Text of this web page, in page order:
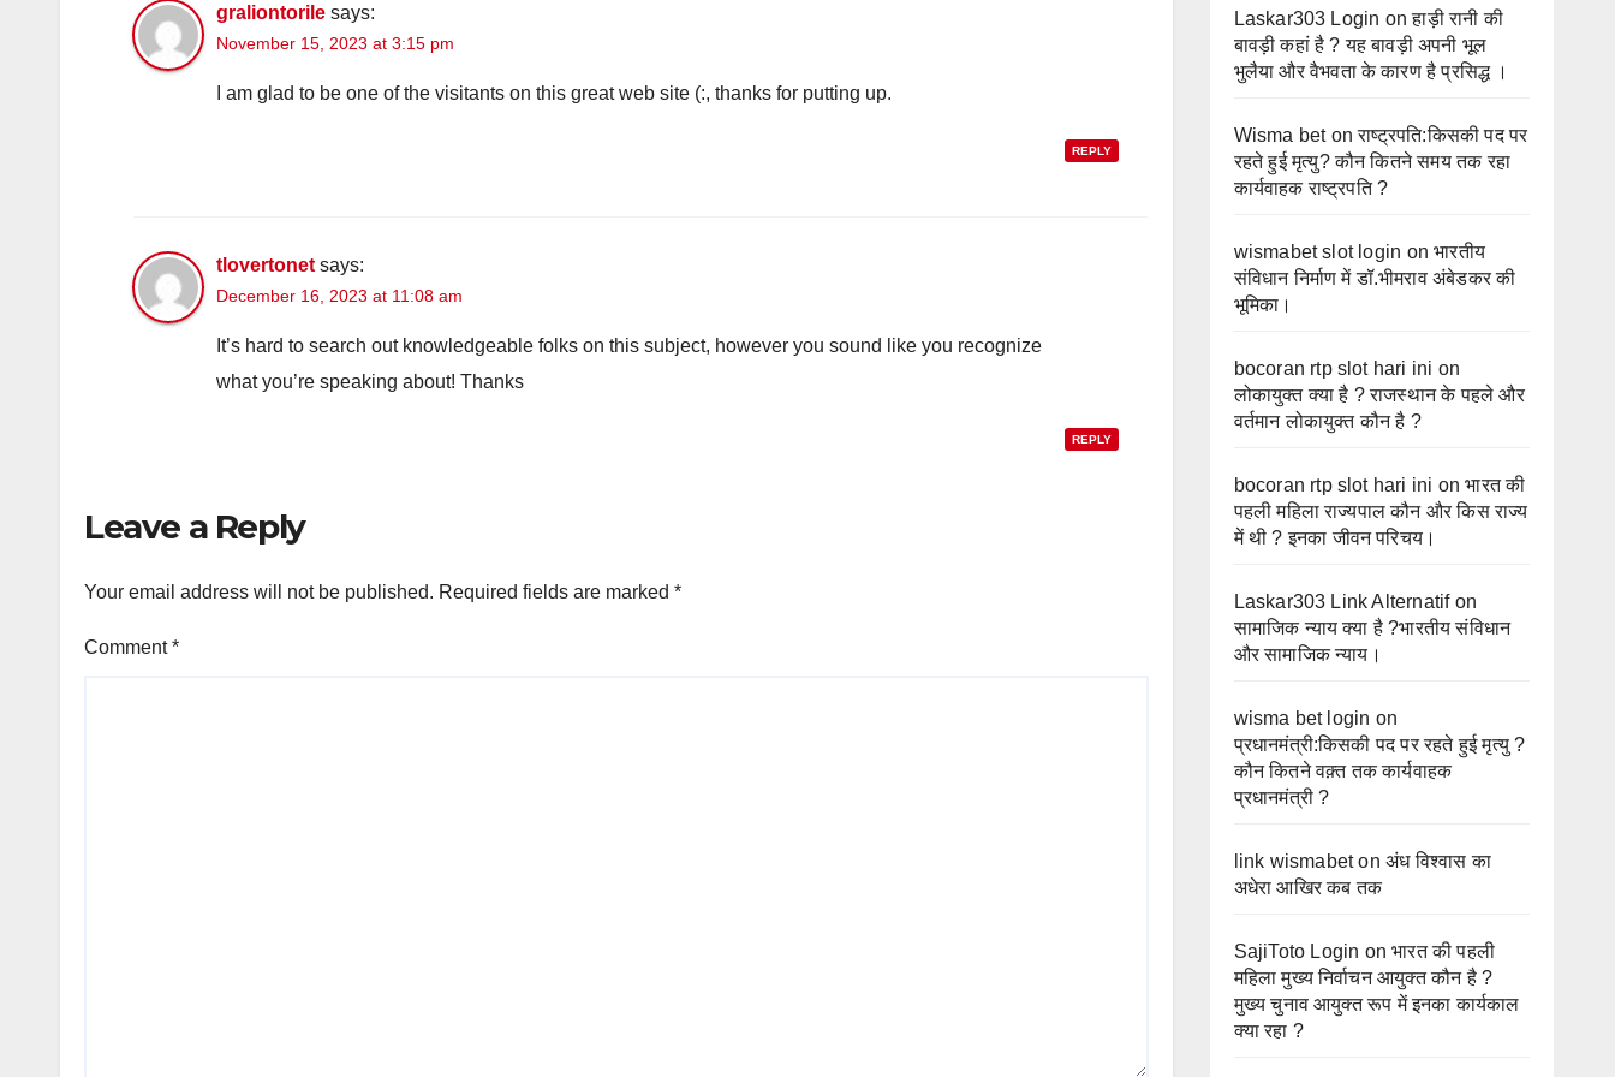
graliontorile says:
November 15, 2023 at 3:15 pm
I am glad to be one of the visitants on this great web site (:, thanks for putting up.
REPLY
tlovertonet says:
December 16, 2023 at 11:08 am
It’s hard to search out knowledgeable folks on this subject, however you sound like you recognize
what you’re speaking about! Thanks
REPLY
Leave a Reply
Your email address will not be published. Required fields are marked *
Comment*
Laskar303 Login onहाड़ी रानी की
बावड़ी कहां है ? यह बावड़ी अपनी भूल
भुलैया और वैभवता के कारण है प्रसिद्ध ।
Wisma betonराष्ट्रपति:किसकी पद पर
रहते हुई मृत्यु? कौन कितने समय तक रहा
कार्यवाहक राष्ट्रपति ?
wismabet slot login onभारतीय
संविधान निर्माण में डॉ.भीमराव अंबेडकर की
भूमिका।
bocoran rtp slot hari ini on
लोकायुक्त क्या है ? राजस्थान के पहले और
वर्तमान लोकायुक्त कौन है ?
bocoran rtp slot hari ini onभारत की
पहली महिला राज्यपाल कौन और किस राज्य
में थी ? इनका जीवन परिचय।
Laskar303 Link Alternatifon
सामाजिक न्याय क्या है ?भारतीय संविधान
और सामाजिक न्याय।
wisma bet login on
प्रधानमंत्री:किसकी पद पर रहते हुई मृत्यु ?
कौन कितने वक़्त तक कार्यवाहक
प्रधानमंत्री ?
link wismabeton अंध विश्वास का
अधेरा आखिर कब तक
SajiToto Login onभारत की पहली
महिला मुख्य निर्वाचन आयुक्त कौन है ?
मुख्य चुनाव आयुक्त रूप में इनका कार्यकाल
क्या रहा ?